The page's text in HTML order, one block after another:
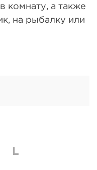
комнату, а также
на рыбалку или
L